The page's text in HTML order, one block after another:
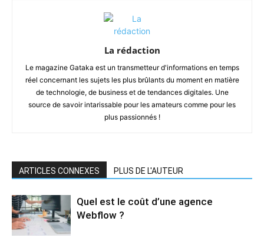
La rédaction
Le magazine Gataka est un transmetteur d'informations en temps
réel concernant les sujets les plus brûlants du moment en matière
de technologie, de business et de tendances digitales. Une
source de savoir intarissable pour les amateurs comme pour les
plus passionnés !
ARTICLES CONNEXES PLUS DE L'AUTEUR
Quel est le coût d’une agence
Webflow ?